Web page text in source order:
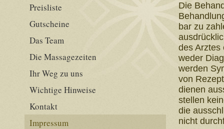
Die
bar zu
des Arztes
weder
werden
von
dienen
stellen
die
nicht
Preisliste
Gutscheine
Das Team
Die Massagezeiten
Ihr Weg zu uns
Wichtige Hinweise
Kontakt
Impressum